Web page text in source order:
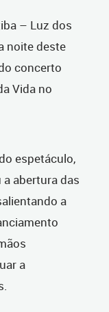
– Luz dos
noite deste
concerto
Vida no
espetáculo,
abertura das
a
a